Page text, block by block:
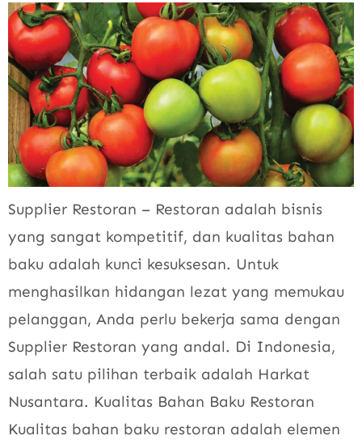
Supplier Restoran – Restoran adalah bisnis
yang sangat kompetitif, dan kualitas bahan
baku adalah kunci kesuksesan. Untuk
menghasilkan hidangan lezat yang memukau
pelanggan, Anda perlu bekerja sama dengan
Supplier Restoran yang andal. Di Indonesia,
salah satu pilihan terbaik adalah Harkat
Nusantara. Kualitas Bahan Baku Restoran
Kualitas bahan baku restoran adalah elemen